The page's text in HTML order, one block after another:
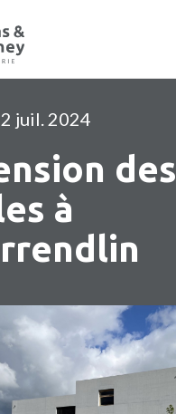
juil. 2024
des
à